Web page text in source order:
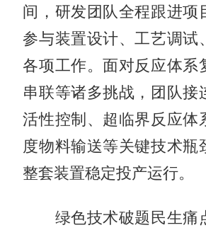
间，研发团队全程跟进项
参与装置设计、工艺调试
各项工作。面对反应体系
串联等诸多挑战，团队接
活性控制、超临界反应体
度物料输送等关键技术瓶
整套装置稳定投产运行。
绿色技术破题民生痛